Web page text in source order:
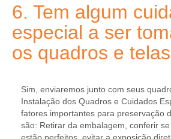
6. Tem algum
especial a ser
os quadros e
Sim, enviaremos junto com seus
Instalação dos Quadros e Cuidados
fatores importantes para preservação
são: Retirar da embalagem, conferir